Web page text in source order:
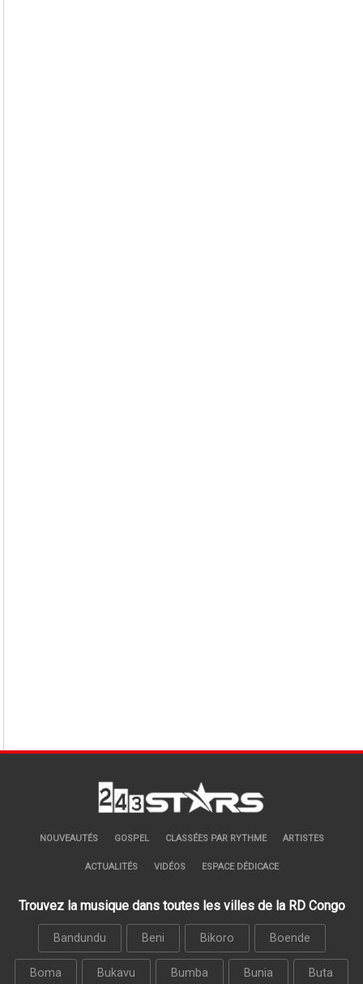
NOUVEAUTÉS GOSPEL CLASSÉES PAR RYTHME ARTISTES
ACTUALITÉS VIDÉOS ESPACE DÉDICACE
Trouvez la musique dans toutes les villes de la RD Congo
Bandundu Beni Bikoro Boende
Boma Bukavu Bumba Bunia Buta